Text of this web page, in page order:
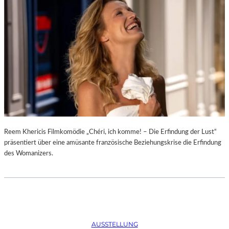
K
Ü
N
S
L
E
R
T
E
R
Reem Khericis Filmkomödie „Chéri, ich komme! – Die Erfindung der Lust“
präsentiert über eine amüsante französische Beziehungskrise die Erfindung
des Womanizers.
AUSSTELLUNG